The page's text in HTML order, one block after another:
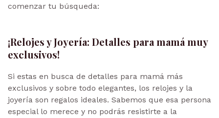
comenzar tu búsqueda:
¡Relojes y Joyería: Detalles para mamá muy
exclusivos!
Si estas en busca de detalles para mamá más
exclusivos y sobre todo elegantes, los relojes y la
joyería son regalos ideales. Sabemos que esa persona
especial lo merece y no podrás resistirte a la